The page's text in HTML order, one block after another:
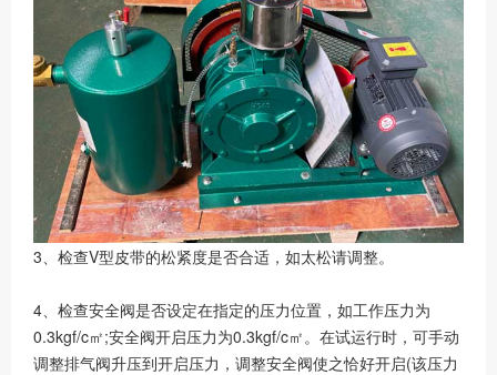
3、检查V型皮带的松紧度是否合适，如太松请调整。
4、检查安全阀是否设定在指定的压力位置，如工作压力为
0.3kgf/c㎡;安全阀开启压力为0.3kgf/c㎡。在试运行时，可手动
调整排气阀升压到开启压力，调整安全阀使之恰好开启(该压力